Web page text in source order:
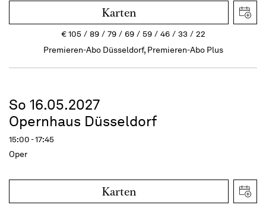
Karten
€105 89 79 69 59 46 33
22
Premieren-Abo Düsseldorf, Premieren-Abo Plus
So 16.05.2027
Opernhaus Düsseldorf
15:00 - 17:45
Oper
Karten